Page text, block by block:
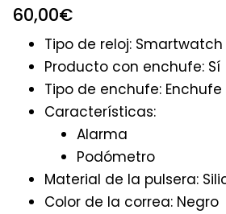
60,00€
Tipo de reloj: Smartwatch
Producto con enchufe: Sí
Tipo de enchufe: Enchufe
Características:
Alarma
Podómetro
Material de la pulsera:
Color de la correa: Negro